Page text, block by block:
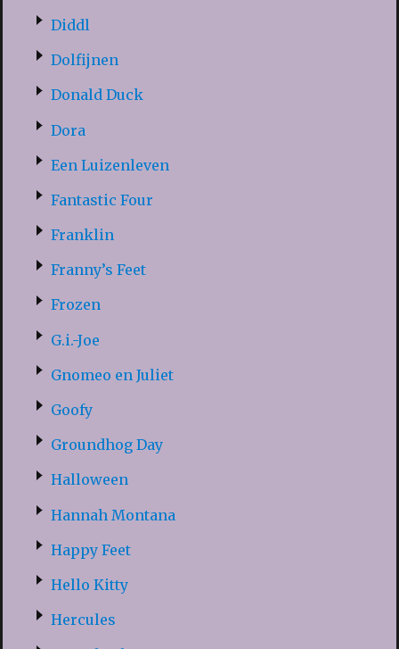
Diddl
Dolfijnen
Donald Duck
Dora
Een Luizenleven
Fantastic Four
Franklin
Franny’s Feet
Frozen
G.i.-Joe
Gnomeo en Juliet
Goofy
Groundhog Day
Halloween
Hannah Montana
Happy Feet
Hello Kitty
Hercules